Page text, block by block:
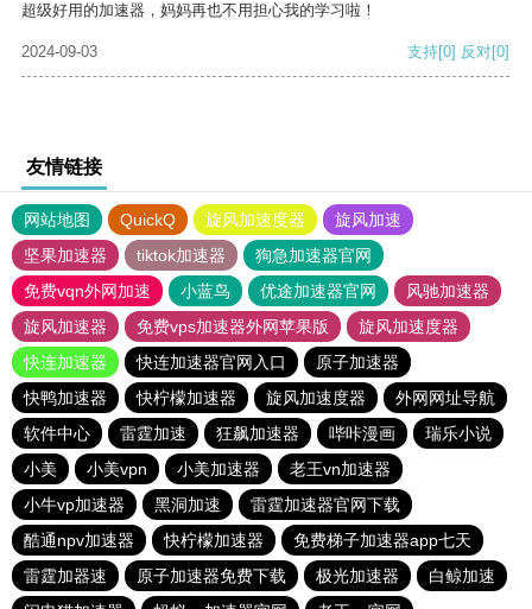
超级好用的加速器，妈妈再也不用担心我的学习啦！
2024-09-03 支持[0] 反对[0]
友情链接
网站地图 QuickQ 旋风加速度器
旋风加速
坚果加速器
tiktok加速器
狗急加速器官网
免费vqn外网加速
小蓝鸟 优途加速器官网
风驰加速器
旋风加速器
免费vps加速器外网苹果版
旋风加速度器
快连加速器
快连加速器官网入口
原子加速器
快鸭加速器
快柠檬加速器 旋风加速度器
外网网址导航
软件中心
雷霆加速 狂飙加速器 哔咔漫画
瑞乐小说
小美
小美vpn 小美加速器
老王vn加速器
小牛vp加速器
黑洞加速
雷霆加速器官网下载
酷通npv加速器
快柠檬加速器
免费梯子加速器app七天
雷霆加器速
原子加速器免费下载 极光加速器
白鲸加速